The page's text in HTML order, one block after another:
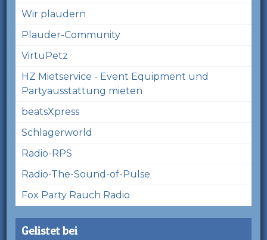
Wir plaudern
Plauder-Community
VirtuPetz
HZ Mietservice - Event Equipment und
Partyausstattung mieten
beatsXpress
Schlagerworld
Radio-RPS
Radio-The-Sound-of-Pulse
Fox Party Rauch Radio
Gelistet bei